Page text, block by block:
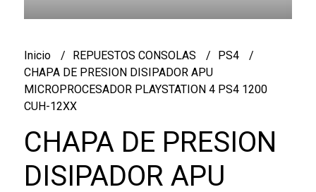
Inicio REPUESTOS CONSOLAS
PS4
CHAPA DE PRESION DISIPADOR APU
MICROPROCESADOR PLAYSTATION 4 PS4 1200
CUH-12XX
CHAPA DE PRESION
DISIPADOR APU